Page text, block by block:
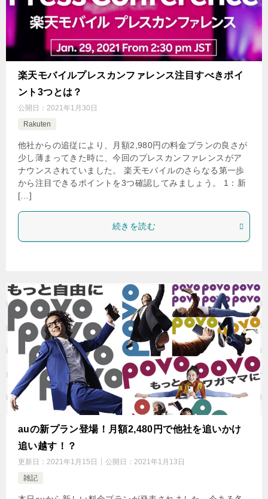
楽天モバイルプレスカンファレンス注目すべきポイ
ント3つとは？
公開日： 2021年1月30日
Rakuten
他社からの追従により、月額2,980円の料金プランの良さが
少し薄まってきた時に、今回のプレスカンファレンスがア
ナウンスされていました。 楽天モバイルのさらなる第一歩
から注目できるポイントを3つ確認してみましょう。 1：新
[…]
続きを読む
auの新プラン登場！月額2,480円で他社を追いかけ
追い越す！？
更新日： 2021年1月15日 公開日： 2021年1月13日
雑記